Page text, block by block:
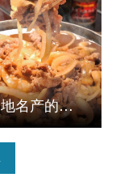
品尝当地名产的「十和田玫瑰烧」